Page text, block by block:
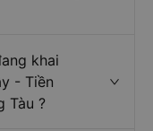
khai
- Tiền
Tàu ?